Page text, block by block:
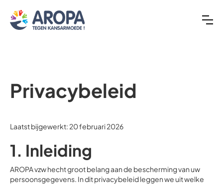
Privacybeleid
Laatst bijgewerkt: 20 februari 2026
1. Inleiding
AROPA vzw hecht groot belang aan de bescherming van uw
persoonsgegevens. In dit privacybeleid leggen we uit welke